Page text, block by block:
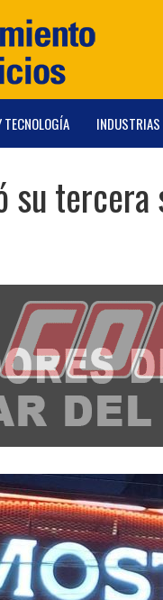
TECNOLOGÍA INDUSTRIAS
su